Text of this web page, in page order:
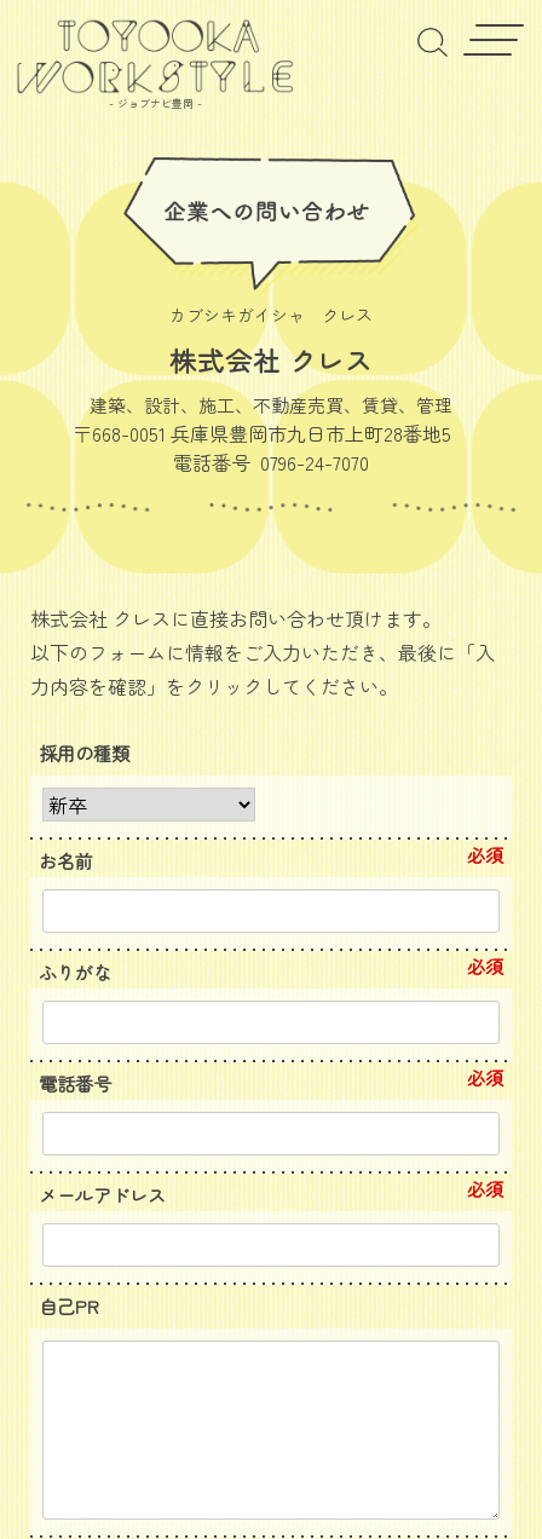
- ジョブナビ豊岡 -
カブシキガイシャ クレス
株式会社 クレス
建築、設計、施工、不動産売買、賃貸、管理
〒668-0051 兵庫県豊岡市九日市上町28番地5
電話番号 0796-24-7070
株式会社 クレスに直接お問い合わせ頂けます。
以下のフォームに情報をご入力いただき、最後に「入
力内容を確認」をクリックしてください。
採用の種類
お名前 必須
ふりがな 必須
電話番号 必須
メールアドレス 必須
自己PR